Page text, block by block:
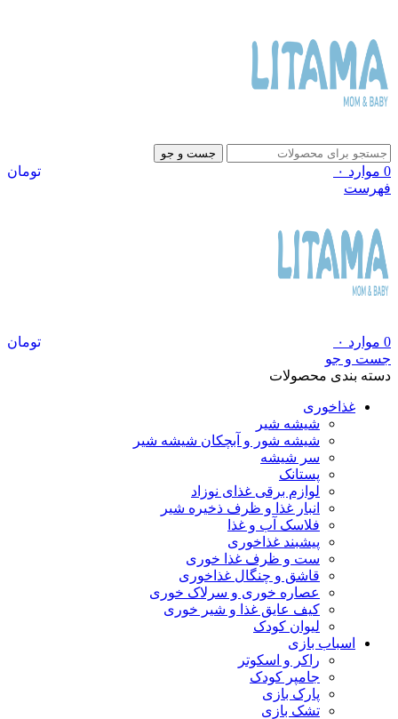
جست و جو
0 موارد ۰
تومان
فهرست
0 موارد ۰
تومان
جست و جو
دسته بندی محصولات
غذاخوری
شیشه شیر
شیشه ‌شور و آبچکان شیشه‌ شیر
سر شیشه
پستانک
لوازم برقی غذای نوزاد
انبار غذا و ظرف ذخیره شیر
فلاسک آب و غذا
پیشبند غذاخوری
ست و ظرف غذا خوری
قاشق و چنگال غذاخوری
عصاره خوری و سرلاک خوری
کیف عایق غذا و شیر خوری
لیوان کودک
اسباب بازی
راکر و اسکوتر
جامپر کودک
پارک بازی
تشک بازی